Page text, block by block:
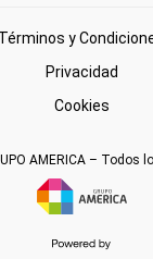
Términos y
Privacidad
Cookies
AMERICA – Todos